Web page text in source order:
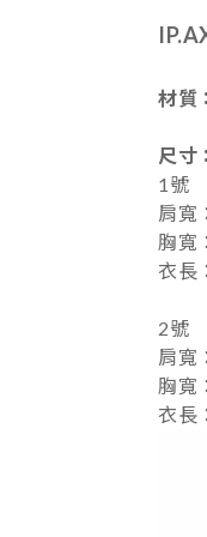
材質
尺寸 ：
1號
肩寬
胸寬
衣長
2號
肩寬
胸寬
衣長